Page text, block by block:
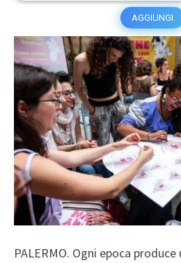
AGGIUNGI
PALERMO. Ogni epoca